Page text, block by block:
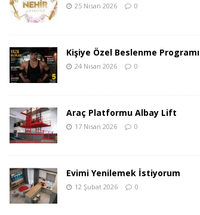
25 Nisan 2026 0
Kişiye Özel Beslenme Programı
24 Nisan 2026 0
Araç Platformu Albay Lift
17 Nisan 2026 0
Evimi Yenilemek İstiyorum
12 Şubat 2026 0